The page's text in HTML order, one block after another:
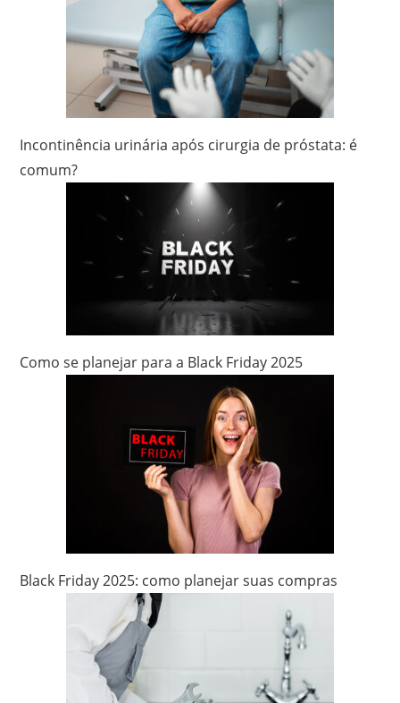
Incontinência urinária após cirurgia de próstata: é
comum?
Como se planejar para a Black Friday 2025
Black Friday 2025: como planejar suas compras